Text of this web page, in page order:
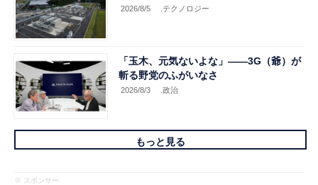
2026/8/5 .テクノロジー
「玉木、元気ないよな」――3G（爺）が
斬る野党のふがいなさ
2026/8/3 .政治
もっと見る
※ スポンサー